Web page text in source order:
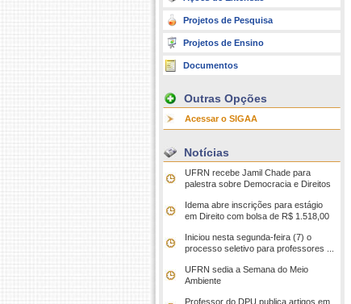
Projetos de Pesquisa
Projetos de Ensino
Documentos
Outras Opções
Acessar o SIGAA
Notícias
UFRN recebe Jamil Chade para
palestra sobre Democracia e Direitos
Idema abre inscrições para estágio
em Direito com bolsa de R$ 1.518,00
Iniciou nesta segunda-feira (7) o
processo seletivo para professores ...
UFRN sedia a Semana do Meio
Ambiente
Professor do DPU publica artigos em